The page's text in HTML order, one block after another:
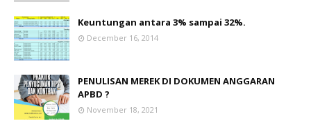
Keuntungan antara 3% sampai 32%.
December 16, 2014
PENULISAN MEREK DI DOKUMEN ANGGARAN
APBD ?
November 18, 2021